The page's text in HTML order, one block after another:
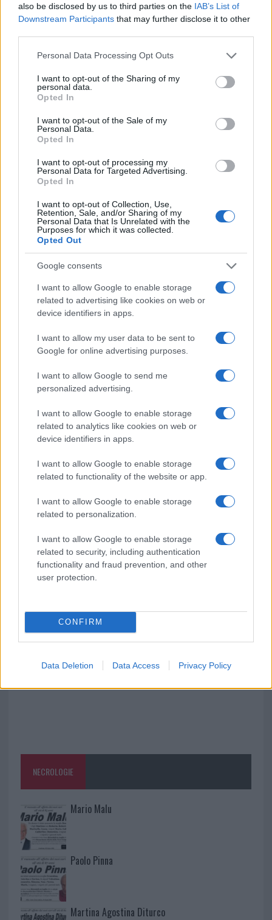
also be disclosed by us to third parties on the IAB’s List of
Downstream Participants that may further disclose it to other
Please note that this website/app uses one or more Google
not limited to your visit or usage behaviour. You may click to
grant or deny consent to Google and its third-party tags to
use your data for below specified purposes in below Google
consent section.
Personal Data Processing Opt Outs
I want to opt-out of the Sharing of my
personal data.
Opted In
I want to opt-out of the Sale of my
Personal Data.
Opted In
I want to opt-out of processing my
Personal Data for Targeted Advertising.
Opted In
I want to opt-out of Collection, Use,
Retention, Sale, and/or Sharing of my
Personal Data that Is Unrelated with the
Purposes for which it was collected.
Opted Out
Google consents
I want to allow Google to enable storage
related to advertising like cookies on web or
device identifiers in apps.
I want to allow my user data to be sent to
Google for online advertising purposes.
I want to allow Google to send me
personalized advertising.
I want to allow Google to enable storage
related to analytics like cookies on web or
device identifiers in apps.
I want to allow Google to enable storage
related to functionality of the website or app.
I want to allow Google to enable storage
related to personalization.
I want to allow Google to enable storage
related to security, including authentication
functionality and fraud prevention, and other
user protection.
CONFIRM
Data Deletion Data Access Privacy Policy
Ricevi le nostre ultime news
daGoogle News
Condividi l'articolo
F
a
ce
b
o
o
k
T
w
it
te
r
n
re
st
h
s
A
h
re
Prossimo articolo
NOTIZIE RECENTI
Tre milioni di euro dalla Provincia Gallura per
nuove aule nelle scuole di Olbia
Incidente sulla provinciale 125, paura tra Olbia e
Incidente sulla strada provinciale ad Arzachena,
un ferito
Sangue, musica e solidarietà con Avis Olbia al
Delta Center
Meteo Olbia 9 agosto, temperature in calo
Salmo finisce in ospedale a Catania, ma il tour
va avanti: “Sicilia, ci sono”
mondo per una notte
NECROLOGIE
Mario Malu
Paolo Pinna
Martina Agostina Diturco